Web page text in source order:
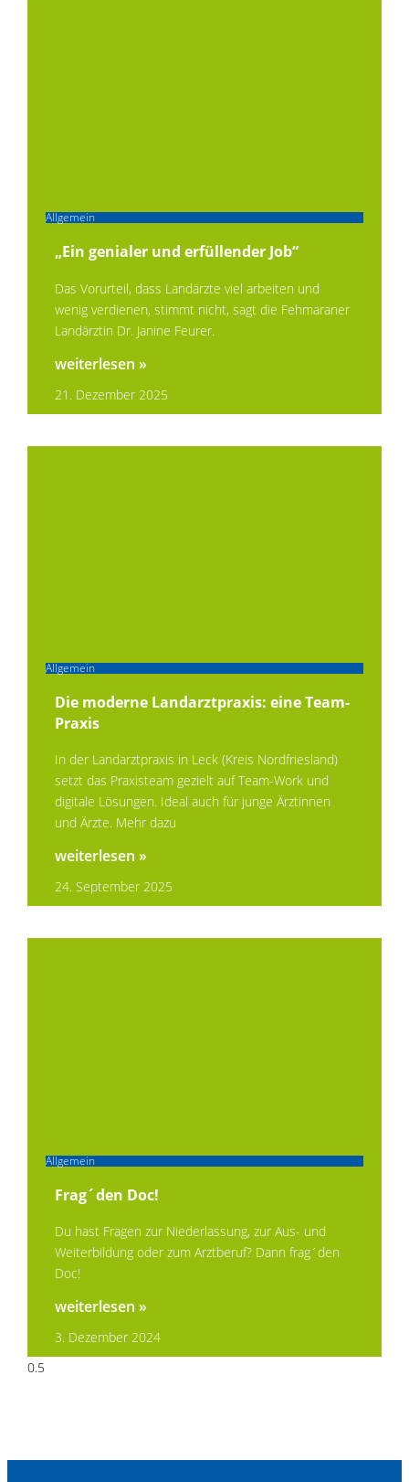
Allgemein
„Ein genialer und erfüllender Job“
Das Vorurteil, dass Landärzte viel arbeiten und
wenig verdienen, stimmt nicht, sagt die Fehmaraner
Landärztin Dr. Janine Feurer.
weiterlesen »
21. Dezember 2025
Allgemein
Die moderne Landarztpraxis: eine Team-
Praxis
In der Landarztpraxis in Leck (Kreis Nordfriesland)
setzt das Praxisteam gezielt auf Team-Work und
digitale Lösungen. Ideal auch für junge Ärztinnen
und Ärzte. Mehr dazu
weiterlesen »
24. September 2025
Allgemein
Frag´den Doc!
Du hast Fragen zur Niederlassung, zur Aus- und
Weiterbildung oder zum Arztberuf? Dann frag´den
Doc!
weiterlesen »
3. Dezember 2024